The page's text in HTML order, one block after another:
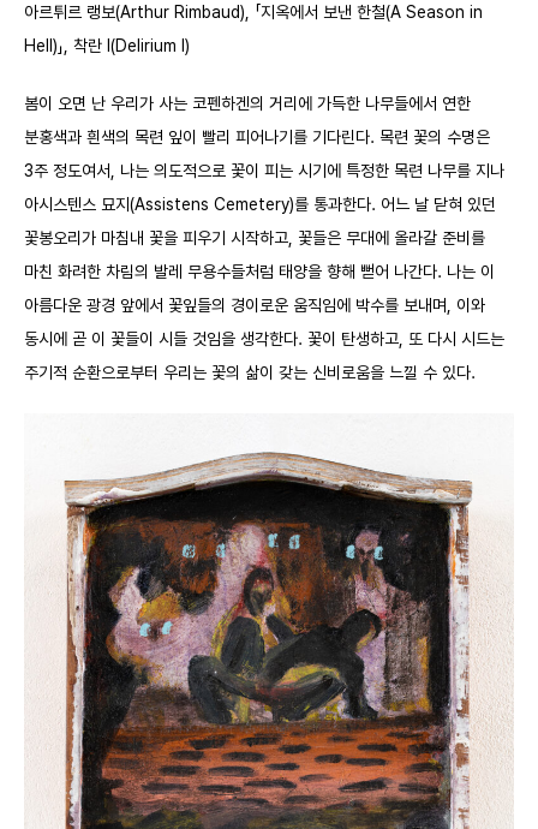
아르튀르 랭보(Arthur Rimbaud) , 「지옥에서 보낸 한철(A Season in
Hell)」, 착란 I (Delirium I)
봄이 오면 난 우리가 사는 코펜하겐의 거리에 가득한 나무들에서 연한
분홍색과 흰색의 목련 잎이 빨리 피어나기를 기다린다. 목련 꽃의 수명은
3주 정도여서, 나는 의도적으로 꽃이 피는 시기에 특정한 목련 나무를 지나
아시스텐스 묘지(Assistens Cemetery)를 통과한다. 어느 날 닫혀 있던
꽃봉오리가 마침내 꽃을 피우기 시작하고, 꽃들은 무대에 올라갈 준비를
마친 화려한 차림의 발레 무용수들처럼 태양을 향해 뻗어 나간다. 나는 이
아름다운 광경 앞에서 꽃잎들의 경이로운 움직임에 박수를 보내며, 이와
동시에 곧 이 꽃들이 시들 것임을 생각한다. 꽃이 탄생하고, 또 다시 시드는
주기적 순환으로부터 우리는 꽃의 삶이 갖는 신비로움을 느낄 수 있다.